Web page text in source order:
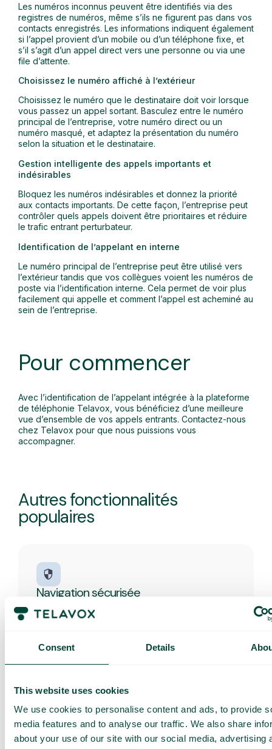
Consent Details
This website uses cookies
We use cookies to personalise content and ads, to provide
media features and to analyse our traffic. We also share
about your use of our site with our social media, advertising
Les numéros inconnus peuvent être identifiés via des
registres de numéros, même s’ils ne figurent pas dans vos
contacts enregistrés. Les informations indiquent également
si l’appel provient d’un mobile ou d’un téléphone fixe, et
s’il s’agit d’un appel direct vers une personne ou via une
file d’attente.
Choisissez le numéro affiché à l’extérieur
Choisissez le numéro que le destinataire doit voir lorsque
vous passez un appel sortant. Basculez entre le numéro
principal de l’entreprise, votre numéro direct ou un
numéro masqué, et adaptez la présentation du numéro
selon la situation et le destinataire.
Gestion intelligente des appels importants et
indésirables
Bloquez les numéros indésirables et donnez la priorité
aux contacts importants. De cette façon, l’entreprise peut
contrôler quels appels doivent être prioritaires et réduire
le trafic entrant perturbateur.
Identification de l’appelant en interne
Le numéro principal de l’entreprise peut être utilisé vers
l’extérieur tandis que vos collègues voient les numéros de
poste via l’identification interne. Cela permet de voir plus
facilement qui appelle et comment l’appel est acheminé au
sein de l’entreprise.
Pour commencer
Avec l’identification de l’appelant intégrée à la plateforme
de téléphonie Telavox, vous bénéficiez d’une meilleure
vue d’ensemble de vos appels entrants. Contactez-nous
chez Telavox pour que nous puissions vous
accompagner.
Autres fonctionnalités
populaires
Navigation sécurisée
malveillants et la plupart des cyberattaques, sans
trafic sur le réseau mobile et bloque les menaces